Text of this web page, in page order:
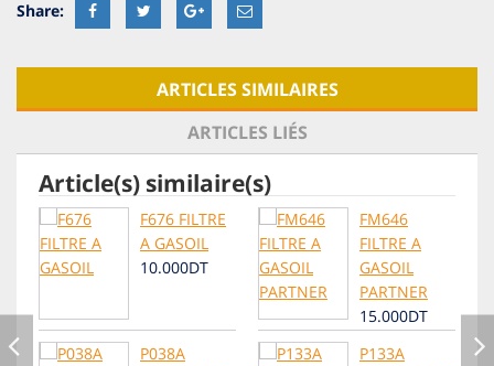
ARTICLES SIMILAIRES
ARTICLES LIÉS
Article(s) similaire(s)
F676 FILTRE
A GASOIL
10.000DT
FM646
FILTRE A
GASOIL
PARTNER
15.000DT
P038A
P133A